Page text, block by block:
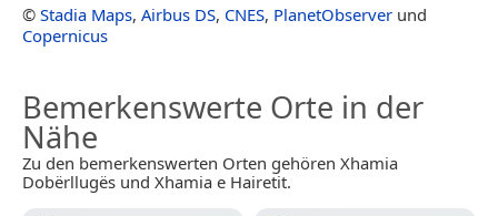
© Stadia Maps, Airbus DS, CNES, PlanetObserver und
Copernicus
Bemerkenswerte Orte in der
Nähe
Zu den bemerkenswerten Orten gehören Xhamia
Dobërllugës und Xhamia e Hairetit.